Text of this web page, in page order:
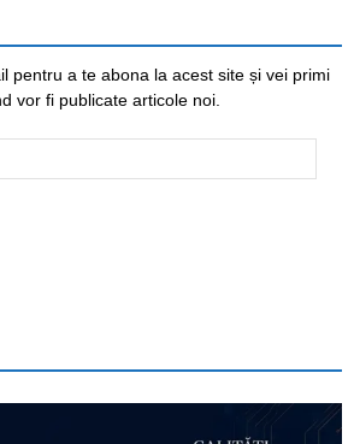
pentru a te abona la acest site și vei primi
vor fi publicate articole noi.